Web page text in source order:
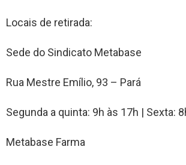
Locais de retirada:
Sede do Sindicato Metabase
Rua Mestre Emílio, 93 – Pará
Segunda a quinta: 9h às 17h | Sexta:
Metabase Farma